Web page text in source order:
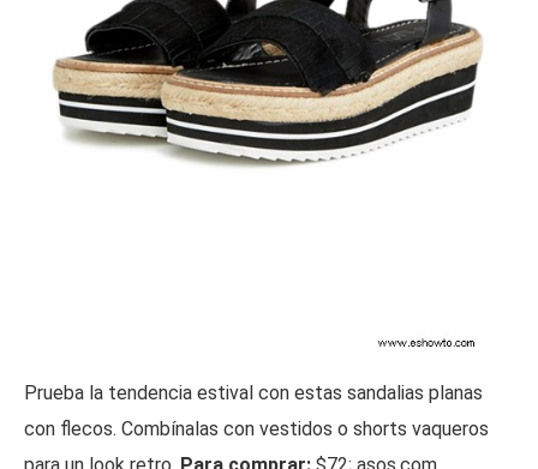
Prueba la tendencia estival con estas sandalias planas
con flecos. Combínalas con vestidos o shorts vaqueros